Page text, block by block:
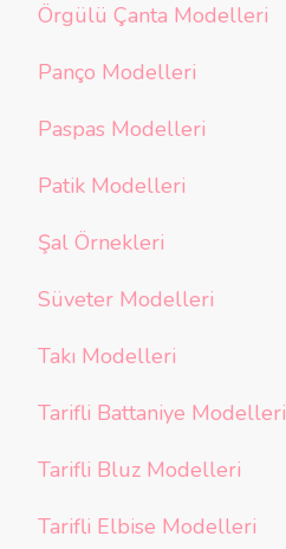
Örgülü Çanta Modelleri
Panço Modelleri
Paspas Modelleri
Patik Modelleri
Şal Örnekleri
Süveter Modelleri
Takı Modelleri
Tarifli Battaniye Modelleri
Tarifli Bluz Modelleri
Tarifli Elbise Modelleri